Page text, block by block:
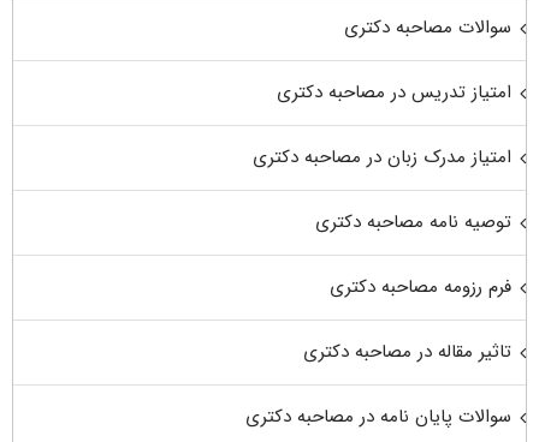
سوالات مصاحبه دکتری
امتیاز تدریس در مصاحبه دکتری
امتیاز مدرک زبان در مصاحبه دکتری
توصیه نامه مصاحبه دکتری
فرم رزومه مصاحبه دکتری
تاثیر مقاله در مصاحبه دکتری
سوالات پایان نامه در مصاحبه دکتری